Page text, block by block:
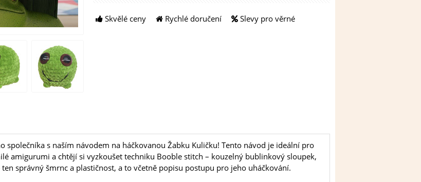
Skvělé ceny Rychlé doručení Slevy pro věrné
společníka s naším návodem na háčkovanou Žabku Kuličku! Tento návod je ideální pro
amigurumi a chtějí si vyzkoušet techniku Booble stitch – kouzelný bublinkový sloupek,
ten správný šmrnc a plastičnost, a to včetně popisu postupu pro jeho uháčkování.